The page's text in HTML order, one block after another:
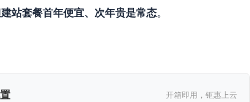
站套餐首年便宜、次年贵是常态。
开箱即用，钜惠上云